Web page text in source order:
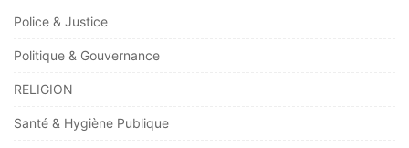
Police & Justice
Politique & Gouvernance
RELIGION
Santé & Hygiène Publique